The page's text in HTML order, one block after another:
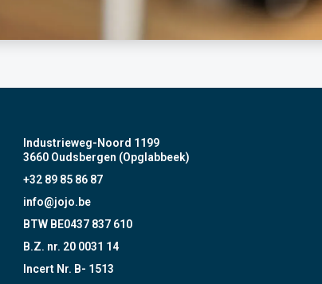
Industrieweg-Noord 1199
3660 Oudsbergen (Opglabbeek)
+32 89 85 86 87
info@jojo.be
BTW BE0437 837 610
B.Z. nr. 20 0031 14
Incert Nr. B- 1513